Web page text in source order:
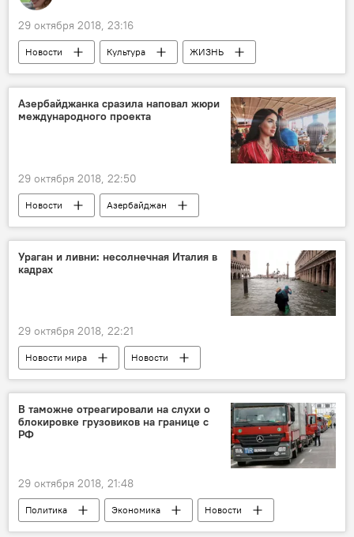
29 октября 2018, 23:16
Новости Культура
ЖИЗНЬ
Колумнисты
Азербайджанка сразила наповал жюри
международного проекта
29 октября 2018, 22:50
Новости
Азербайджан
Новости мира
Культура
ЖИЗНЬ
азербайджанка
Ураган и ливни: несолнечная Италия в
кадрах
29 октября 2018, 22:21
Новости мира
Новости
Происшествия
ЖИЗНЬ
Италия
Ураган
Ливни
В таможне отреагировали на слухи о
блокировке грузовиков на границе с
РФ
29 октября 2018, 21:48
Политика Экономика
Новости
Азербайджан